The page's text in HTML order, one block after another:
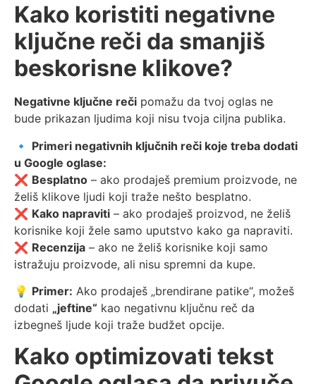
Kako koristiti negativne
ključne reči da smanjiš
beskorisne klikove?
Negativne ključne reči pomažu da tvoj oglas ne
bude prikazan ljudima koji nisu tvoja ciljna publika.
🔹 Primeri negativnih ključnih reči koje treba dodati
u Google oglase:
❌ Besplatno – ako prodaješ premium proizvode, ne
želiš klikove ljudi koji traže nešto besplatno.
❌ Kako napraviti – ako prodaješ proizvod, ne želiš
korisnike koji žele samo uputstvo kako ga napraviti.
❌ Recenzija – ako ne želiš korisnike koji samo
istražuju proizvode, ali nisu spremni da kupe.
💡 Primer: Ako prodaješ „brendirane patike“, možeš
dodati „jeftine“ kao negativnu ključnu reč da
izbegneš ljude koji traže budžet opcije.
Kako optimizovati tekst